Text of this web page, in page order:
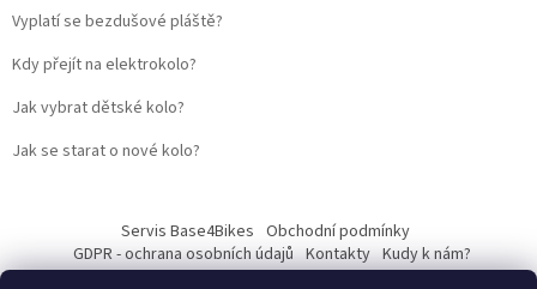
Vyplatí se bezdušové pláště?
Kdy přejít na elektrokolo?
Jak vybrat dětské kolo?
Jak se starat o nové kolo?
Servis Base4Bikes Obchodní podmínky
GDPR - ochrana osobních údajů Kontakty Kudy k nám?